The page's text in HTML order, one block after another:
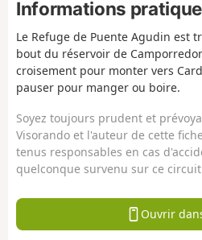
Informations
Le Refuge de Puente Agudin est
bout du réservoir de
croisement pour monter vers
pauser pour manger ou boire.
Soyez toujours prudent et
Visorando et l'auteur de cette
tenus responsables en cas
quelconque survenu sur ce
Ouvrir